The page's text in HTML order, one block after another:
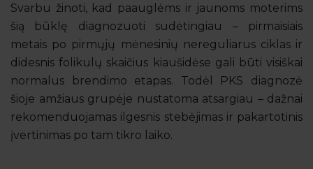
Svarbu žinoti, kad paauglėms ir jaunoms moterims
šią būklę diagnozuoti sudėtingiau – pirmaisiais
metais po pirmųjų mėnesinių nereguliarus ciklas ir
didesnis folikulų skaičius kiaušidėse gali būti visiškai
normalus brendimo etapas. Todėl PKS diagnozė
šioje amžiaus grupėje nustatoma atsargiau – dažnai
rekomenduojamas ilgesnis stebėjimas ir pakartotinis
įvertinimas po tam tikro laiko.